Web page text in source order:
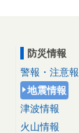
防災情報
警報・注意報
地震情報
津波情報
火山情報